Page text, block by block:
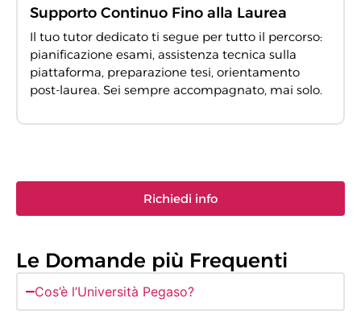
Supporto Continuo Fino alla Laurea
Il tuo tutor dedicato ti segue per tutto il percorso:
pianificazione esami, assistenza tecnica sulla
piattaforma, preparazione tesi, orientamento
post-laurea. Sei sempre accompagnato, mai solo.
Richiedi info
Le Domande più Frequenti
Cos’è l’Università Pegaso?